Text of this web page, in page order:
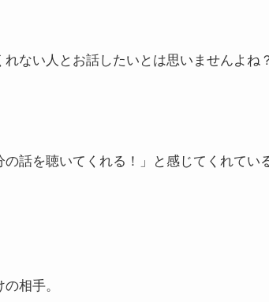
ない人とお話したいとは思いませんよね
話を聴いてくれる！」と感じてくれてい
相手。